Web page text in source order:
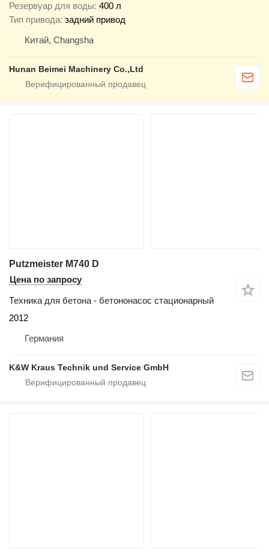
Резервуар для воды 400 л
Тип привода задний привод
Китай, Changsha
Hunan Beimei Machinery Co.,Ltd
Putzmeister M740 D
Цена по запросу
Техника для бетона - бетононасос стационарный
2012
Германия
K&W Kraus Technik und Service GmbH